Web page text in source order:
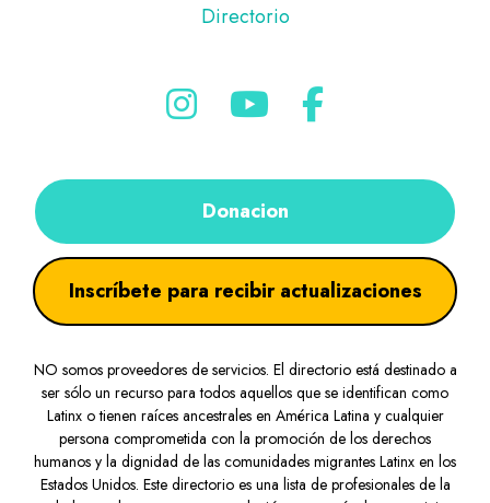
Directorio
Donacion
Inscríbete para recibir actualizaciones
NO somos proveedores de servicios. El directorio está destinado a
ser sólo un recurso para todos aquellos que se identifican como
Latinx o tienen raíces ancestrales en América Latina y cualquier
persona comprometida con la promoción de los derechos
humanos y la dignidad de las comunidades migrantes Latinx en los
Estados Unidos. Este directorio es una lista de profesionales de la